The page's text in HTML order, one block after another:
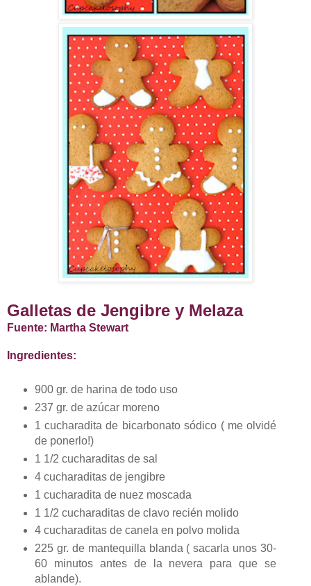
Galletas de Jengibre y Melaza
Fuente: Martha Stewart
Ingredientes:
900 gr. de harina de todo uso
237 gr. de azúcar moreno
1 cucharadita de bicarbonato sódico ( me olvidé
de ponerlo!)
1 1/2 cucharaditas de sal
4 cucharaditas de jengibre
1 cucharadita de nuez moscada
1 1/2 cucharaditas de clavo recién molido
4 cucharaditas de canela en polvo molida
225 gr. de mantequilla blanda ( sacarla unos 30-
60 minutos antes de la nevera para que se
ablande).